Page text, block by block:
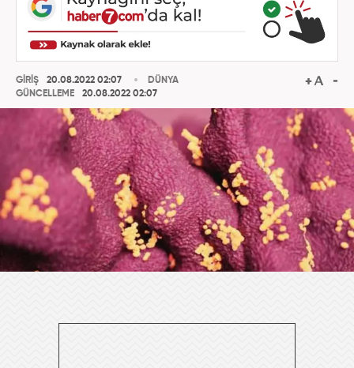
GİRİŞ
20.08.2022 02:07
GÜNCELLEME
20.08.2022 02:07
DÜNYA